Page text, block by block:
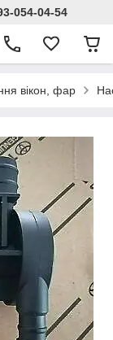
054-04-54
вікон, фар